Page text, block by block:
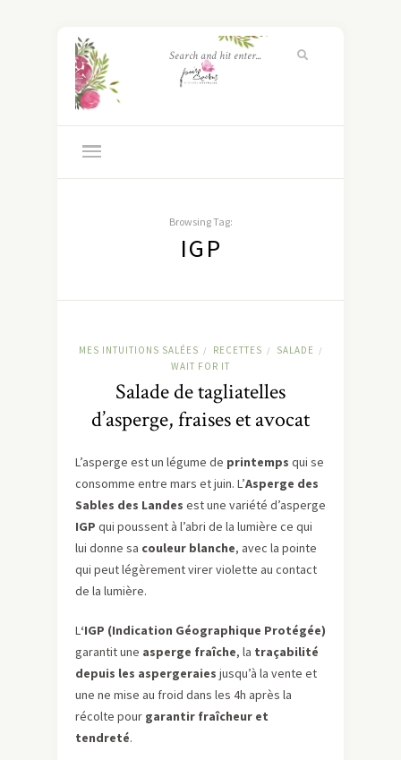
Browsing Tag:
IGP
MES INTUITIONS SALÉES / RECETTES / SALADE /
WAIT FOR IT
Salade de tagliatelles
d’asperge, fraises et avocat
L’asperge est un légume de printemps qui se
consomme entre mars et juin. L’Asperge des
Sables des Landes est une variété d’asperge
IGP qui poussent à l’abri de la lumière ce qui
lui donne sa couleur blanche, avec la pointe
qui peut légèrement virer violette au contact
de la lumière.
L‘IGP (Indication Géographique Protégée)
garantit une asperge fraîche, la traçabilité
depuis les aspergeraies jusqu’à la vente et
une ne mise au froid dans les 4h après la
récolte pour garantir fraîcheur et
tendreté.